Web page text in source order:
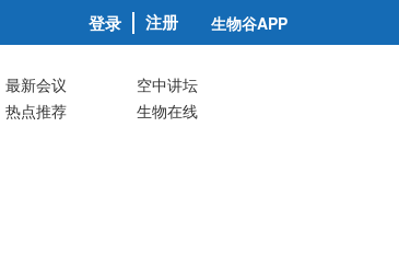
登录 注册 生物谷APP
最新会议
空中讲坛
热点推荐
生物在线